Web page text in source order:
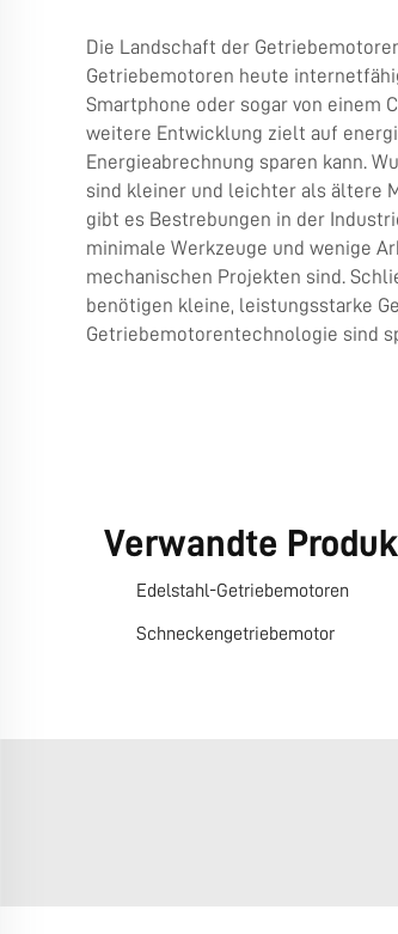
Die Landschaft der
Getriebemotoren heute
Smartphone oder sogar von einem
weitere Entwicklung zielt auf
Energieabrechnung sparen kann.
sind kleiner und leichter als ältere
gibt es Bestrebungen in der
minimale Werkzeuge und wenige
mechanischen Projekten sind.
benötigen kleine, leistungsstarke
Getriebemotorentechnologie sind
Verwandte
Edelstahl-Getriebemotoren
Schneckengetriebemotor